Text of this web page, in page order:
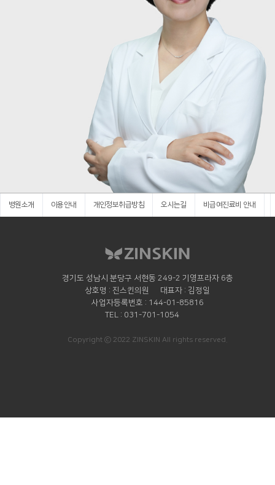
병원소개 이용안내 개인정보취급방침 오시는길 비급여진료비 안내
경기도 성남시 분당구 서현동 249-2 기영프라자 6층
상호명
진스킨의원 대표자
김정일
사업자등록번호
144-01-85816
TEL
031-701-1054
Copyright ⓒ 2022 ZINSKIN All rights reserved.